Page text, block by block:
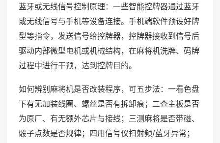
蓝牙或无线信号控制原理：一些智能控牌器通过蓝牙
或无线信号与手机等设备连接。手机端软件预设好牌
型等指令，发送信号给控牌器，控牌器接收到信号后
驱动内部微型电机或机械结构，在麻将机洗牌、码牌
过程中进行干预，达到控牌目的。
如何辨别麻将机是否改装程序，可五步法：一看色盘
下有无加装线圈、螺丝是否有拆卸痕；二查主板是否
为原厂、有无额外芯片与接线；三测麻将是否带磁、
骰子点数是否规律；四用信号仪扫射频/蓝牙异常；